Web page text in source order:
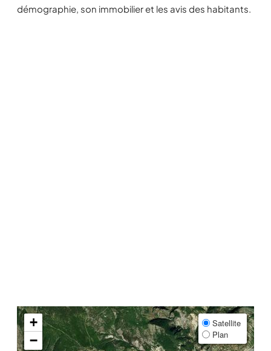
démographie, son immobilier et les avis des habitants.
+
−
Satellite
Plan